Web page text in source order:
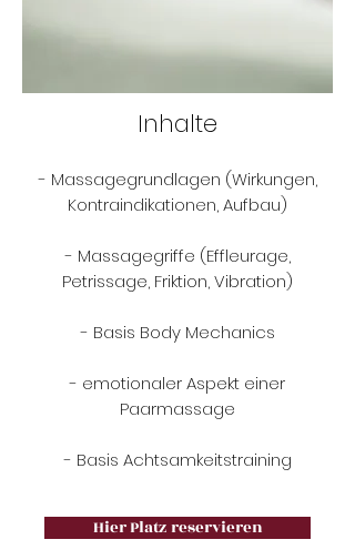
Inhalte
- Massagegrundlagen (Wirkungen,
Kontraindikationen, Aufbau)
- Massagegriffe (Effleurage,
Petrissage, Friktion, Vibration)
- Basis Body Mechanics
- emotionaler Aspekt einer
Paarmassage
- Basis Achtsamkeitstraining
Hier Platz reservieren